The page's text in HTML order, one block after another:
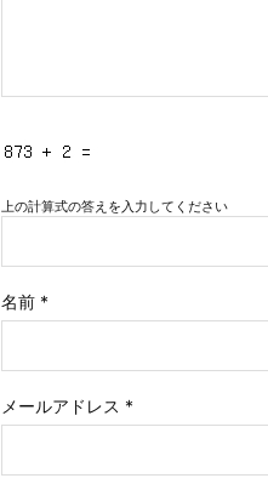
上の計算式の答えを入力してください
名前 *
メールアドレス *